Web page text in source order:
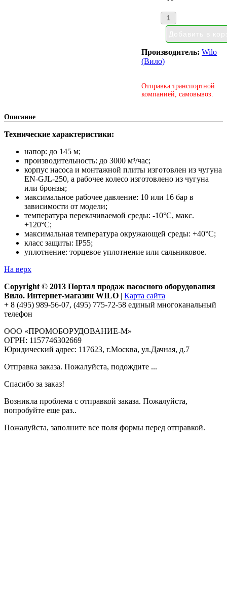
Производитель:Wilo
(Вило)
Отправка транспортной
компанией, самовывоз.
Описание
Технические характеристики:
напор: до 145 м;
производительность: до 3000 м³/час;
корпус насоса и монтажной плиты изготовлен из чугуна
EN-GJL-250, а рабочее колесо изготовлено из чугуна
или бронзы;
максимальное рабочее давление: 10 или 16 бар в
зависимости от модели;
температура перекачиваемой среды: -10°С, макс.
+120°С;
максимальная температура окружающей среды: +40°С;
класс защиты: IP55;
уплотнение: торцевое уплотнение или сальниковое.
На верх
Copyright © 2013 Портал продаж насосного оборудования
Вило. Интернет-магазин WILO | Карта сайта
+ 8 (495) 989-56-07, (495) 775-72-58 единый многоканальный
телефон
ООО «ПРОМОБОРУДОВАНИЕ-М»
ОГРН: 1157746302669
Юридический адрес: 117623, г.Москва, ул.Дачная, д.7
Отправка заказа. Пожалуйста, подождите ...
Спасибо за заказ!
Возникла проблема с отправкой заказа. Пожалуйста,
попробуйте еще раз..
Пожалуйста, заполните все поля формы перед отправкой.